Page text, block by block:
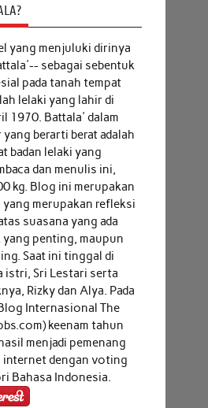
yang menjuluki dirinya
sebagai sebentuk
pada tanah tempat
lelaki yang lahir di
1970. Battala' dalam
berarti berat adalah
badan lelaki yang
dan menulis ini,
kg. Blog ini merupakan
merupakan refleksi
suasana yang ada
penting, maupun
Saat ini tinggal di
istri, Sri Lestari serta
Rizky dan Alya. Pada
Internasional The
keenam tahun
menjadi pemenang
dengan voting
Bahasa Indonesia.